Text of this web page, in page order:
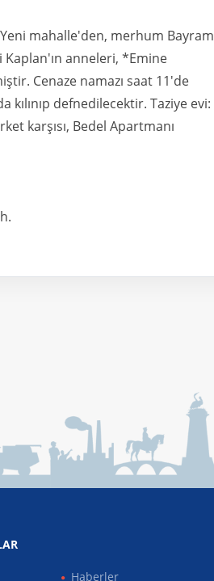
mahalle'den, merhum Bayram
Kaplan'ın anneleri, *Emine
Cenaze namazı saat 11'de
kılınıp defnedilecektir. Taziye evi:
karşısı, Bedel Apartmanı
Haberler